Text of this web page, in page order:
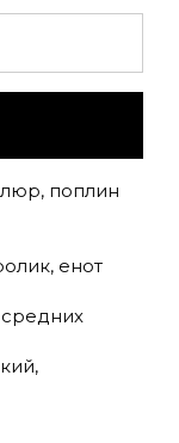
поплин
енот